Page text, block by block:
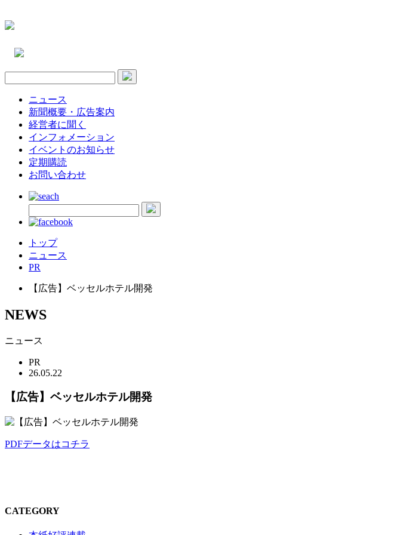
ニュース
新聞概要・広告案内
経営者に聞く
インフォメーション
イベントのお知らせ
定期購読
お問い合わせ
トップ
ニュース
PR
【広告】ベッセルホテル開発
NEWS
ニュース
PR
26.05.22
【広告】ベッセルホテル開発
PDFデータはコチラ
CATEGORY